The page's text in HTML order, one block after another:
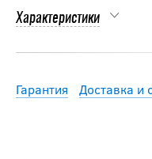
Характеристики
Гарантия Доставка и